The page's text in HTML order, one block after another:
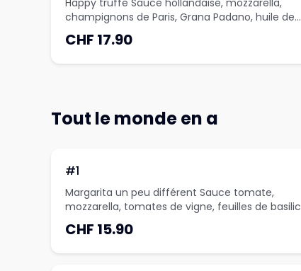
Happy truffe Sauce hollandaise, mozzarella,
champignons de Paris, Grana Padano, huile de
truffe
CHF 17.90
Tout le monde en a
#1
Margarita un peu différent Sauce tomate,
mozzarella, tomates de vigne, feuilles de basilic
CHF 15.90